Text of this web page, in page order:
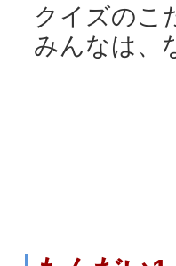
クイズのこ
みんなは、